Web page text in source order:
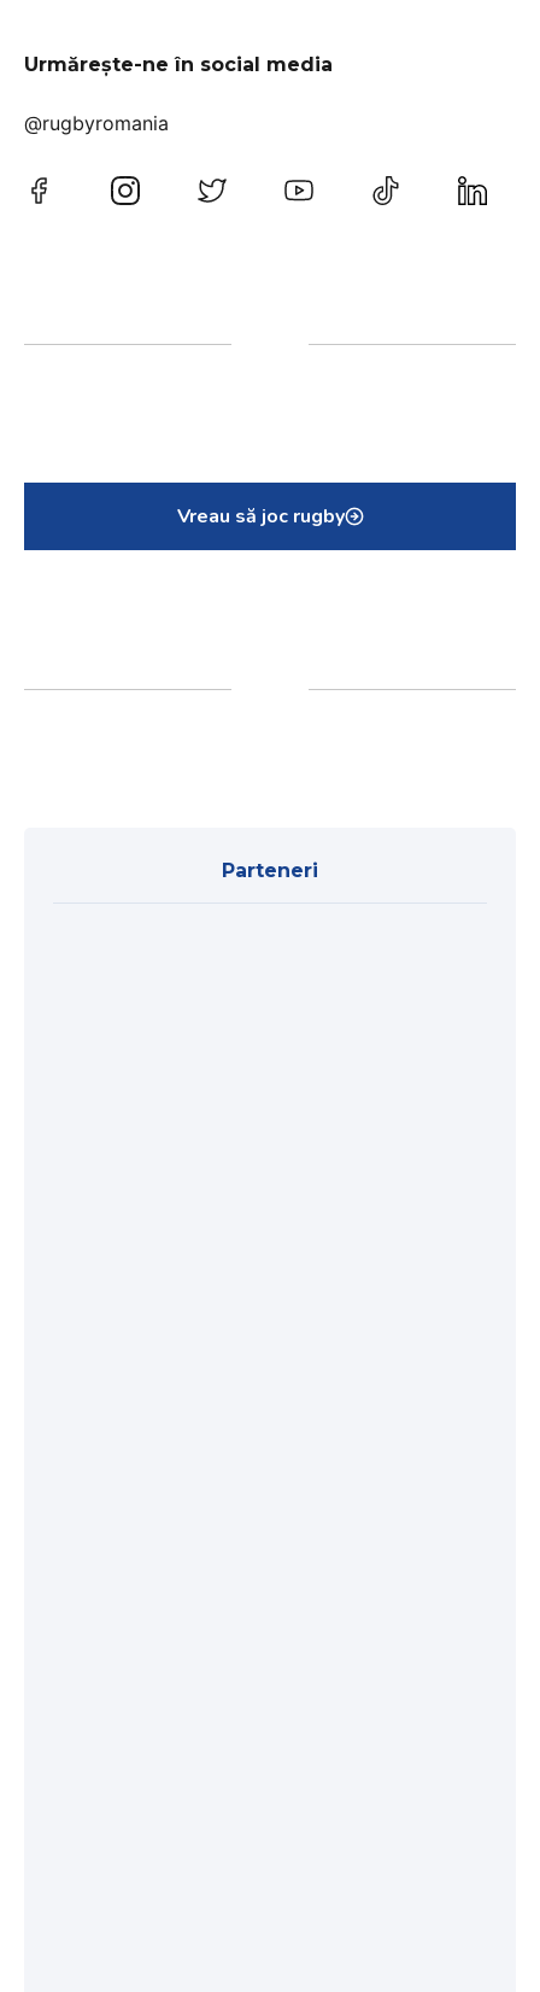
Urmărește-ne în social media
@rugbyromania
Vreau să joc rugby
Parteneri